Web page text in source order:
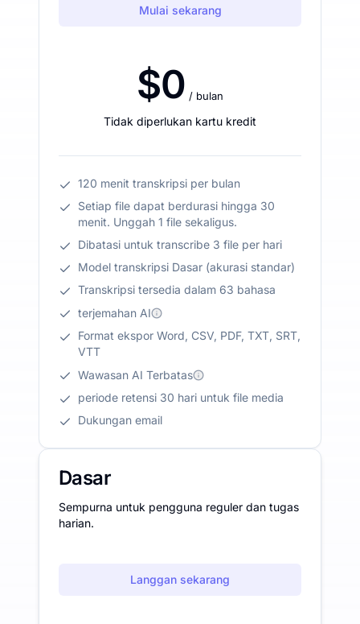
Mulai sekarang
$0 / bulan
Tidak diperlukan kartu kredit
120 menit transkripsi per bulan
Setiap file dapat berdurasi hingga 30
menit. Unggah 1 file sekaligus.
Dibatasi untuk transcribe 3 file per hari
Model transkripsi Dasar (akurasi standar)
Transkripsi tersedia dalam 63 bahasa
terjemahan AI
Format ekspor Word, CSV, PDF, TXT, SRT,
VTT
Wawasan AI Terbatas
periode retensi 30 hari untuk file media
Dukungan email
Dasar
Sempurna untuk pengguna reguler dan tugas
harian.
Langgan sekarang